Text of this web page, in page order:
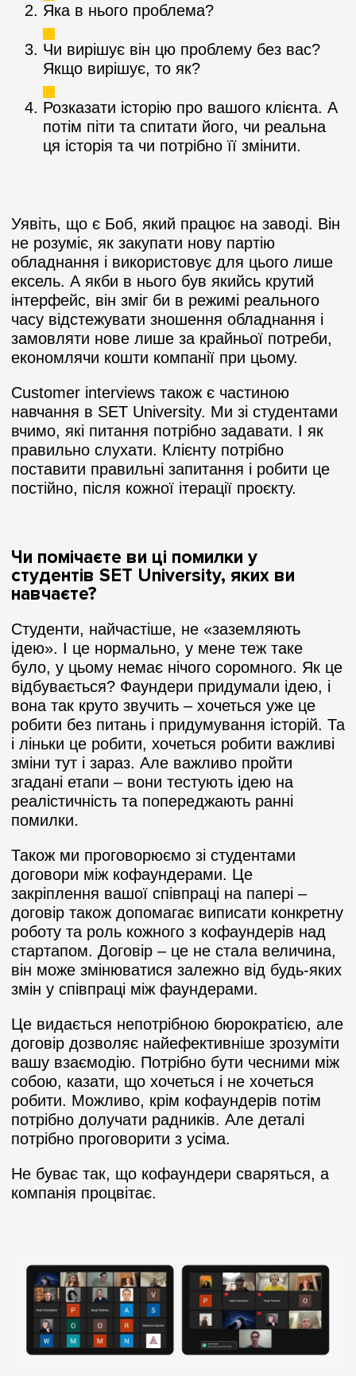
Яка в нього проблема?
Чи вирішує він цю проблему без вас?
Якщо вирішує, то як?
Розказати історію про вашого клієнта. А
потім піти та спитати його, чи реальна
ця історія та чи потрібно її змінити.
Уявіть, що є Боб, який працює на заводі. Він
не розуміє, як закупати нову партію
обладнання і використовує для цього лише
ексель. А якби в нього був якийсь крутий
інтерфейс, він зміг би в режимі реального
часу відстежувати зношення обладнання і
замовляти нове лише за крайньої потреби,
економлячи кошти компанії при цьому.
Customer interviews також є частиною
навчання в SET University. Ми зі студентами
вчимо, які питання потрібно задавати. І як
правильно слухати. Клієнту потрібно
поставити правильні запитання і робити це
постійно, після кожної ітерації проєкту.
Чи помічаєте ви ці помилки у
студентів SET University, яких ви
навчаєте?
Студенти, найчастіше, не «заземляють
ідею». І це нормально, у мене теж таке
було, у цьому немає нічого соромного. Як це
відбувається? Фаундери придумали ідею, і
вона так круто звучить – хочеться уже це
робити без питань і придумування історій. Та
і ліньки це робити, хочеться робити важливі
зміни тут і зараз. Але важливо пройти
згадані етапи – вони тестують ідею на
реалістичність та попереджають ранні
помилки.
Також ми проговорюємо зі студентами
договори між кофаундерами. Це
закріплення вашої співпраці на папері –
договір також допомагає виписати конкретну
роботу та роль кожного з кофаундерів над
стартапом. Договір – це не стала величина,
він може змінюватися залежно від будь-яких
змін у співпраці між фаундерами.
Це видається непотрібною бюрократією, але
договір дозволяє найефективніше зрозуміти
вашу взаємодію. Потрібно бути чесними між
собою, казати, що хочеться і не хочеться
робити. Можливо, крім кофаундерів потім
потрібно долучати радників. Але деталі
потрібно проговорити з усіма.
Не буває так, що кофаундери сваряться, а
компанія процвітає.